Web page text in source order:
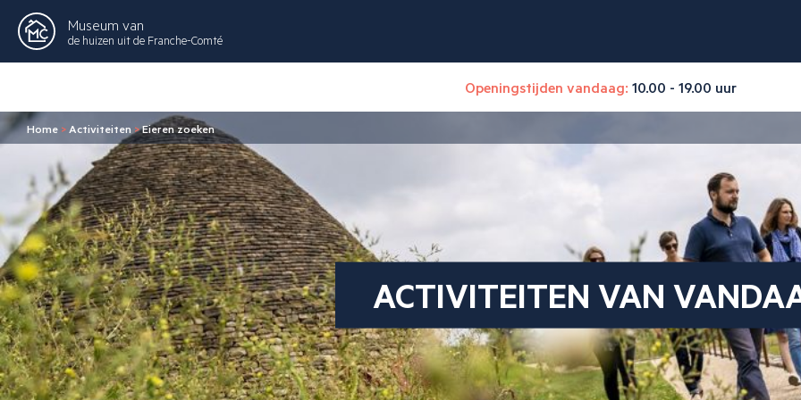
Museum van
de huizen uit de Franche-Comté
Openingstijden vandaag: 10.00 - 19.00 uur
Home > Activiteiten >Eieren zoeken
ACTIVITEITEN VAN